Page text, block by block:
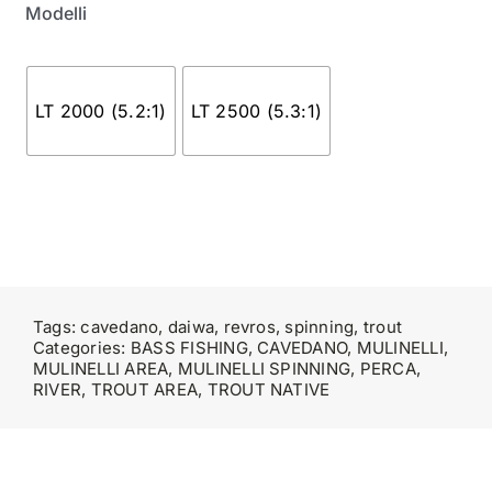
Modelli
LT 2000 (5.2:1) LT 2500 (5.3:1)
Tags:cavedano, daiwa, revros, spinning, trout
Categories: BASS FISHING, CAVEDANO, MULINELLI,
MULINELLI AREA, MULINELLI SPINNING, PERCA,
RIVER, TROUT AREA, TROUT NATIVE